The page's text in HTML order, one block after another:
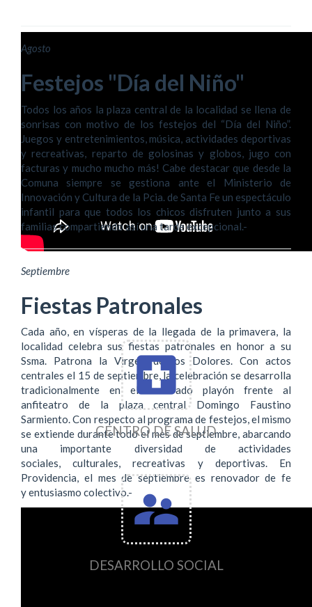
Agosto
Festejos "Día del Niño"
Todos los años la plaza central de la localidad se llena de
sonrisas con motivo de los festejos del “Día del Niño”.
Juegos y entretenimientos, música, actividades deportivas
y recreativas, reparto de golosinas y globos, jugo con
facturas y mucho mucho más! Cabe destacar que desde la
Comuna siempre se gestiona ante el Ministerio de
Innovación y Cultura de la Pcia. de Santa Fe un espectáculo
infantil para que todos los chicos disfruten junto a sus
familias compartiendo así una tarde excepcional.-
Septiembre
Fiestas Patronales
Cada año, en vísperas de la llegada de la primavera, la
localidad celebra sus fiestas patronales en honor a su
Ssma. Patrona la Virgen de los Dolores. Con actos
centrales el 15 de septiembre, la celebración se desarrolla
tradicionalmente en el renovado playón frente al
anfiteatro de la plaza central Domingo Faustino
Sarmiento. Con respecto al programa de festejos, el mismo
se extiende durante todo el mes de septiembre, abarcando
una importante diversidad de actividades
sociales, culturales, recreativas y deportivas. En
Providencia, el mes de septiembre es renovador de fe
y entusiasmo colectivo.-
local_hospital
CENTRO DE SALUD
supervisor_account
DESARROLLO SOCIAL